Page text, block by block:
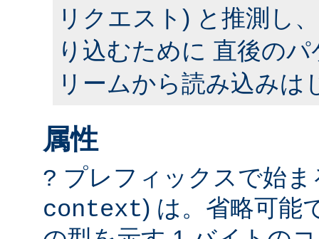
リクエスト) と推測し
り込むために 直後の
リームから読み込みは
属性
? プレフィックスで始
context) は。省略可能